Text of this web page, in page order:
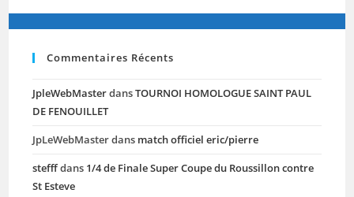
Commentaires Récents
JpleWebMasterdansTOURNOI HOMOLOGUE SAINT PAUL
DE FENOUILLET
JpLeWebMasterdans match officiel eric/pierre
stefffdans 1/4 de Finale Super Coupe du Roussillon contre
St Esteve